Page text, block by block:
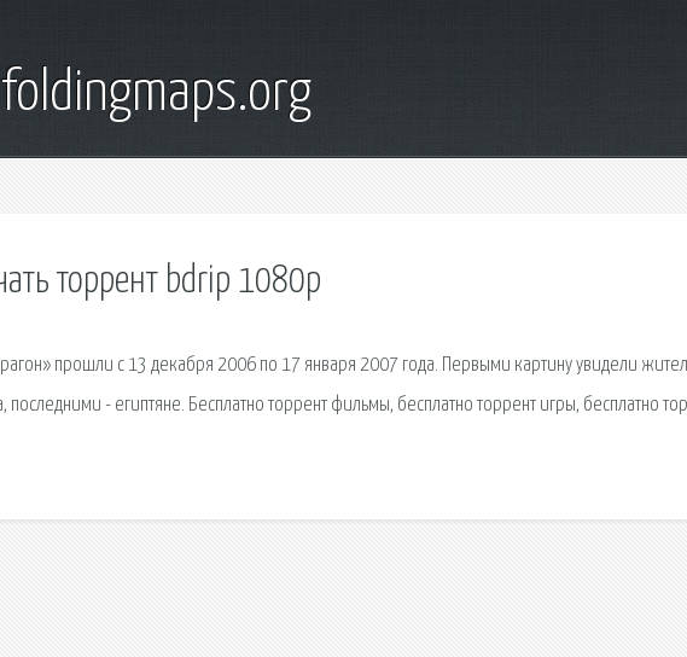
торрент bdrip 1080p
прошли с 13 декабря 2006 по 17 января 2007 года. Первыми картину увидели
последними - египтяне. Бесплатно торрент фильмы, бесплатно торрент игры, бесплатно